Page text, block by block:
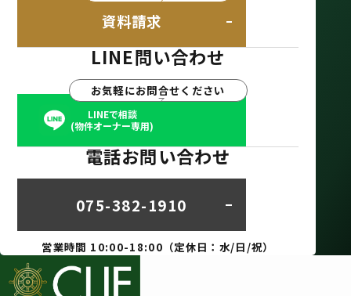
資料請求
LINE問い合わせ
お気軽にお問合せください
LINEで相談
(物件オーナー専用)
電話お問い合わせ
075-382-1910
営業時間 10:00-18:00（定休日：水/日/祝）